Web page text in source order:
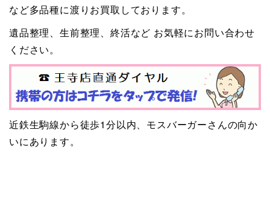
など多品種に渡りお買取しております。
遺品整理、生前整理、終活など お気軽にお問い合わせ
ください。
近鉄生駒線から徒歩1分以内、モスバーガーさんの向か
いにあります。